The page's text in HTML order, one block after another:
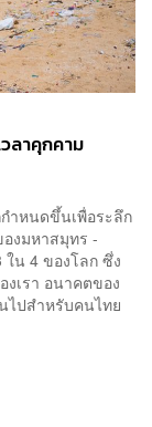
ลาคุกคาม
ำหนดขึ้นเพื่อระลึก
งมหาสมุทร -
น 4 ของโลก ซึ่ง
เรา อนาคตของ
ปสำหรับคนไทย